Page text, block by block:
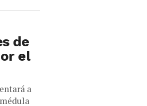
de
el
a